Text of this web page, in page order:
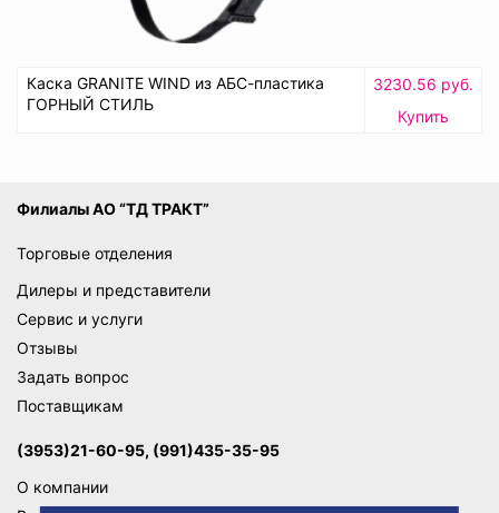
Каска GRANITE WIND из AБС-пластика
ГОРНЫЙ СТИЛЬ
3230.56 руб.
Купить
Филиалы АО “ТД ТРАКТ”
Торговые отделения
Дилеры и представители
Сервис и услуги
Отзывы
Задать вопрос
Поставщикам
(3953)21-60-95, (991)435-35-95
О компании